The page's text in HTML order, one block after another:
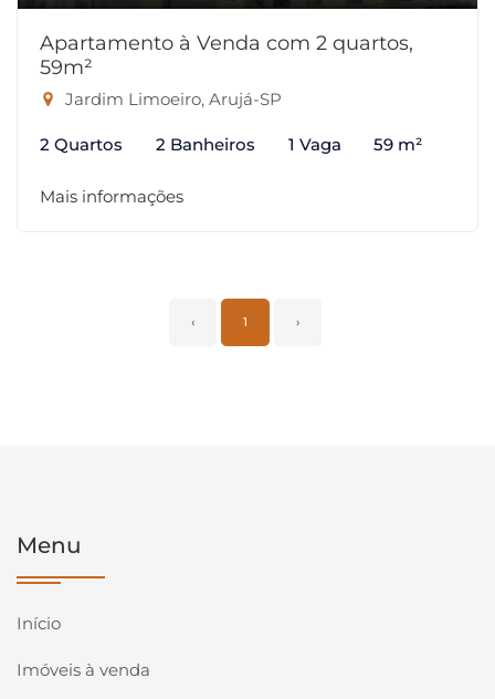
Apartamento à Venda com 2 quartos,
59m²
Jardim Limoeiro, Arujá-SP
2 Quartos 2 Banheiros 1 Vaga 59 m²
Mais informações
‹ 1 ›
Menu
Início
Imóveis à venda